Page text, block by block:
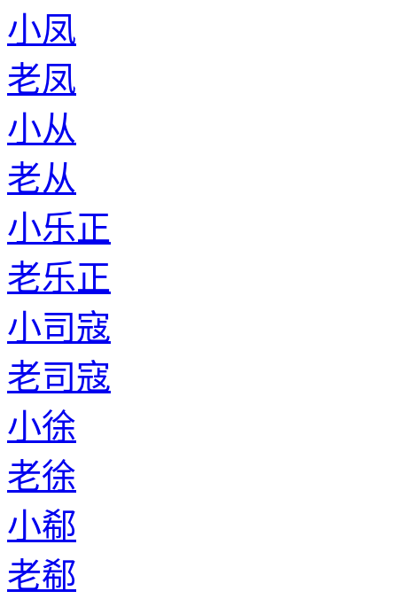
小凤
老凤
小从
老从
小乐正
老乐正
小司寇
老司寇
小徐
老徐
小郗
老郗